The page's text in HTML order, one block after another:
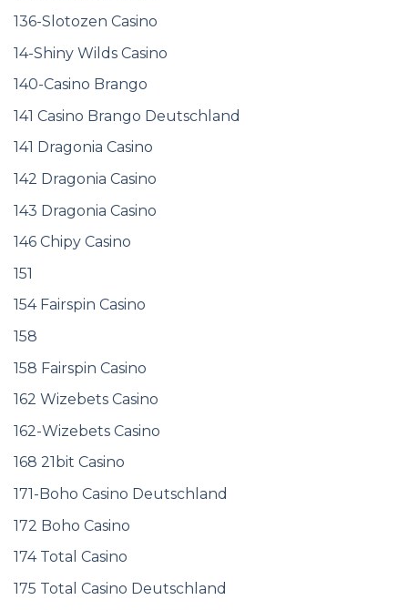
136-Slotozen Casino
14-Shiny Wilds Casino
140-Casino Brango
141 Casino Brango Deutschland
141 Dragonia Casino
142 Dragonia Casino
143 Dragonia Casino
146 Chipy Casino
151
154 Fairspin Casino
158
158 Fairspin Casino
162 Wizebets Casino
162-Wizebets Casino
168 21bit Casino
171-Boho Casino Deutschland
172 Boho Casino
174 Total Casino
175 Total Casino Deutschland